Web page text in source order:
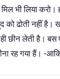
भी लिया करो।
को ढोती नहीं है।
छीन लेती है। बस
रह गया हैं। -